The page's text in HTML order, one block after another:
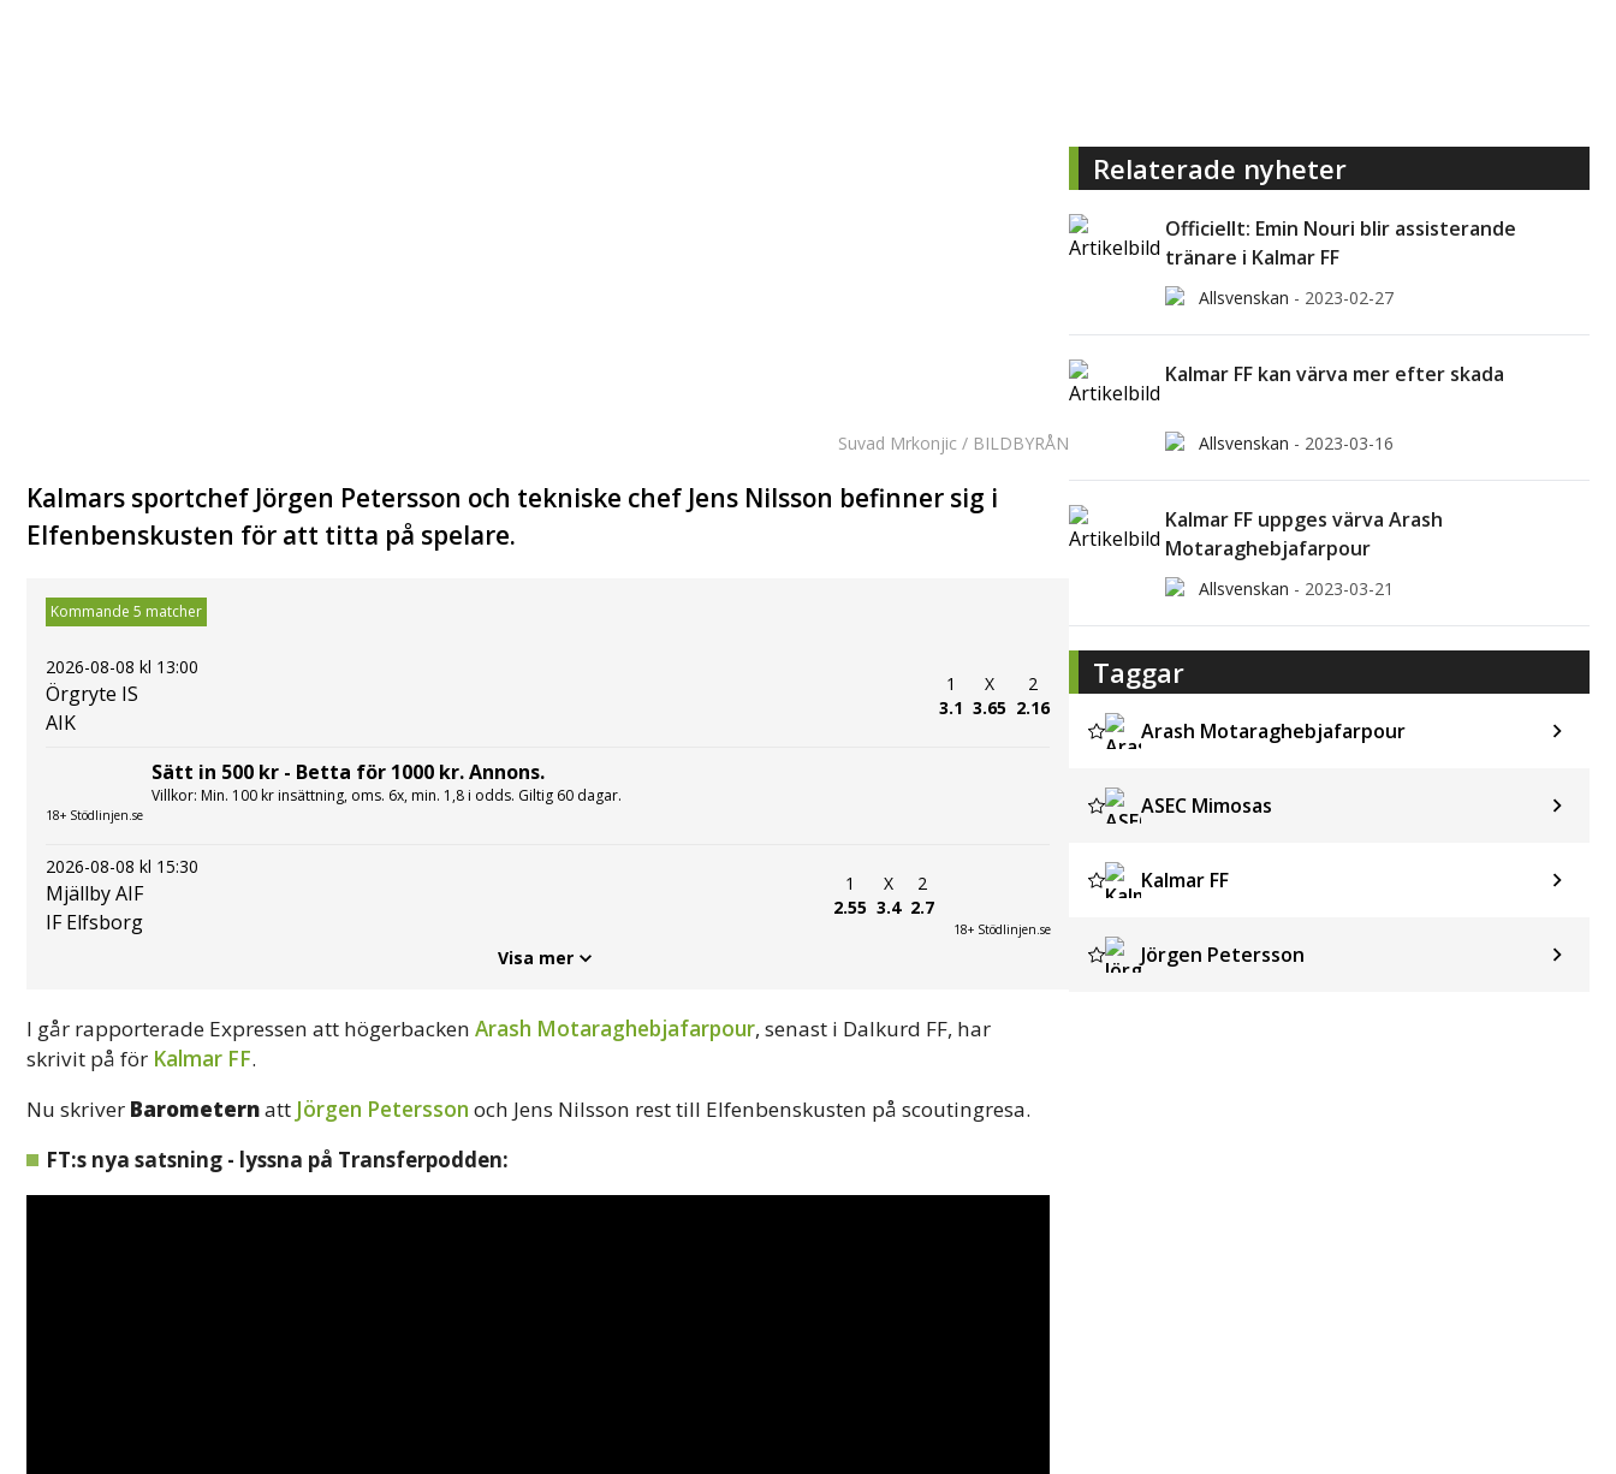
Suvad Mrkonjic / BILDBYRÅN
Kalmars sportchef Jörgen Petersson och tekniske chef Jens Nilsson befinner sig i
Elfenbenskusten för att titta på spelare.
Kommande 5 matcher
2026-08-08 kl 13:00
Örgryte IS
AIK
1
3.1
X
3.65
2
2.16
18+ Stödlinjen.se
Sätt in 500 kr - Betta för 1000 kr. Annons.
Villkor: Min. 100 kr insättning, oms. 6x, min. 1,8 i odds. Giltig 60 dagar.
2026-08-08 kl 15:30
Mjällby AIF
IF Elfsborg
1
2.55
X
3.4
2
2.7
18+ Stödlinjen.se
Visa mer
I går rapporterade Expressen att högerbacken Arash Motaraghebjafarpour, senast i Dalkurd FF, har
skrivit på för Kalmar FF.
Nu skriver Barometernatt Jörgen Petersson och Jens Nilsson rest till Elfenbenskusten på scoutingresa.
FT:s nya satsning - lyssna på Transferpodden:
Relaterade nyheter
Officiellt: Emin Nouri blir assisterande
tränare i Kalmar FF
Allsvenskan - 2023-02-27
Kalmar FF kan värva mer efter skada
Allsvenskan - 2023-03-16
Kalmar FF uppges värva Arash
Motaraghebjafarpour
Allsvenskan - 2023-03-21
Taggar
Arash Motaraghebjafarpour
ASEC Mimosas
Kalmar FF
Jörgen Petersson